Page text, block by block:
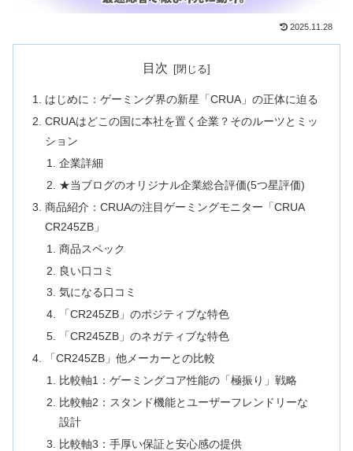
2025.11.28
目次
はじめに：ゲーミング界の新星「CRUA」の正体に迫る
CRUAはどこの国に本社を置く企業？そのルーツとミッ
ション
企業詳細
★当ブログのオリジナル企業総合評価(5つ星評価)
商品紹介：CRUAの注目ゲーミングモニター「CRUA
CR245ZB」
商品スペック
良い口コミ
気になる口コミ
「CR245ZB」のポジティブな特色
「CR245ZB」のネガティブな特色
「CR245ZB」他メーカーとの比較
比較軸1：ゲーミングコア性能の「極振り」戦略
比較軸2：スタンド機能とユーザーフレンドリーな
設計
比較軸3：手厚い保証と安心感の提供